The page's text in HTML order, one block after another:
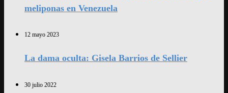
meliponas en Venezuela
12 mayo 2023
La dama oculta: Gisela Barrios de Sellier
30 julio 2022